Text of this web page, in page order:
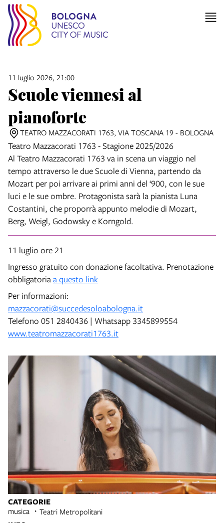
CATEGORIE
musica Teatri Metropolitani
11 luglio 2026, 21:00
Scuole viennesi al
pianoforte
TEATRO MAZZACORATI 1763, VIA TOSCANA 19 - BOLOGNA
Teatro Mazzacorati 1763 - Stagione 2025/2026
Al Teatro Mazzacorati 1763 va in scena un viaggio nel
tempo attraverso le due Scuole di Vienna, partendo da
Mozart per poi arrivare ai primi anni del ‘900, con le sue
luci e le sue ombre. Protagonista sarà la pianista Luna
Costantini, che proporrà appunto melodie di Mozart,
Berg, Weigl, Godowsky e Korngold.
11 luglio ore 21
Ingresso gratuito con donazione facoltativa. Prenotazione
obbligatoria a questo link
Per informazioni:
mazzacorati@succedesoloabologna.it
Telefono 051 2840436 | Whatsapp 3345899554
www.teatromazzacorati1763.it